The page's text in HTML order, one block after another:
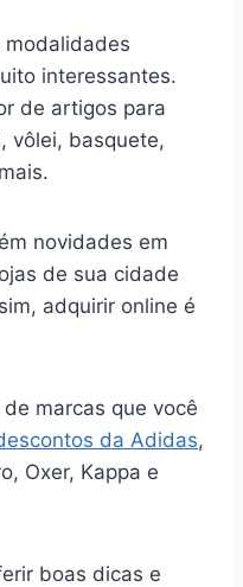
interessantes.
de artigos para
vôlei, basquete,
novidades em
de sua cidade
adquirir online é
marcas que você
da Adidas,
Oxer, Kappa e
boas dicas e